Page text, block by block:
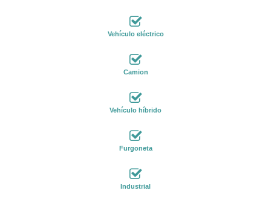
Vehículo eléctrico
Camion
Vehículo híbrido
Furgoneta
Industrial